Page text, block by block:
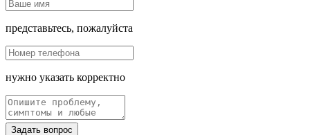
представьтесь, пожалуйста
нужно указать корректно
Задать вопрос